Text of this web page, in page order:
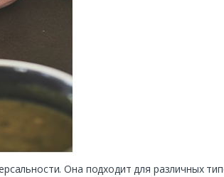
Она подходит для различных